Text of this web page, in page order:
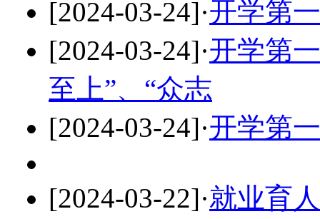
[2024-03-24]·开学第
[2024-03-24]·开学第
至上”、“众志
[2024-03-24]·开学第
[2024-03-22]·就业育